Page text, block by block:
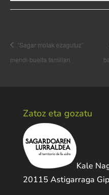
“Sagar motak ezagutuz”
mendi-buelta familian
Zatoz eta gozatu
Kale
20115 Astigarraga